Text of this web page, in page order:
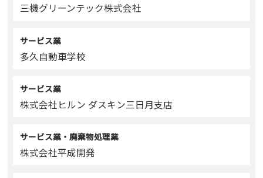
三機グリーンテック株式会社
サービス業
多久自動車学校
サービス業
株式会社ヒルン ダスキン三日月支店
サービス業・廃棄物処理業
株式会社平成開発